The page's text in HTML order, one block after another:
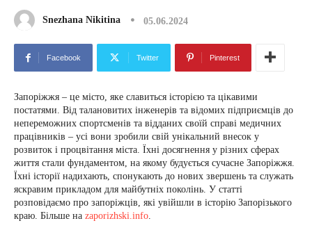
Snezhana Nikitina 05.06.2024
Facebook Twitter Pinterest
Запоріжжя – це місто, яке славиться історією та цікавими
постатями. Від талановитих інженерів та відомих підприємців до
непереможних спортсменів та відданих своїй справі медичних
працівників – усі вони зробили свій унікальний внесок у
розвиток і процвітання міста. Їхні досягнення у різних сферах
життя стали фундаментом, на якому будується сучасне Запоріжжя.
Їхні історії надихають, спонукають до нових звершень та служать
яскравим прикладом для майбутніх поколінь. У статті
розповідаємо про запоріжців, які увійшли в історію Запорізького
краю. Більше на zaporizhski.info.